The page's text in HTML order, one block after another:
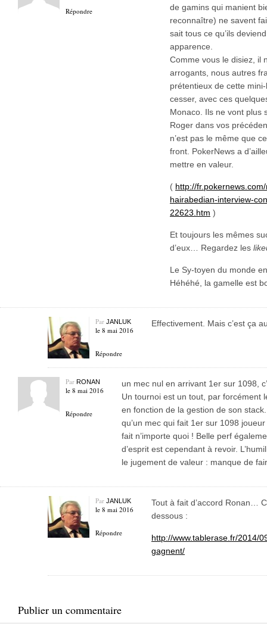
Répondre
de gamins qui manient
reconnaître) ne savent
sait tous ce qu’ils
apparence.
Comme vous le disiez, il
arrogants, nous autres
prétentieux de cette
cesser, avec ces
Monaco. Ils ne vont
Roger dans vos
n’est pas le même que
front. PokerNews a
mettre en valeur.
( http://
hairabedian-interview-
22623.htm )
Et toujours les mêmes
d’eux… Regardez les
Le Sy-toyen du monde
Héhéhé, la gamelle est
Par JANLUK
le 8 mai 2016
Répondre
Effectivement. Mais c’est ça
Par RONAN
le 8 mai 2016
Répondre
un mec nul en arrivant 1er sur 1098,
Un tournoi est un tout, par forcément
en fonction de la gestion de son
qu’un mec qui fait 1er sur 1098
fait n’importe quoi ! Belle perf
d’esprit est cependant à revoir.
le jugement de valeur : manque de
Par JANLUK
le 8 mai 2016
Répondre
Tout à fait d’accord Ronan…
dessous :
http://www.tablerase.fr/2014/
gagnent/
Publier un commentaire